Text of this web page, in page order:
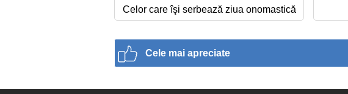
Celor care îşi serbează ziua onomastică
Cele mai apreciate